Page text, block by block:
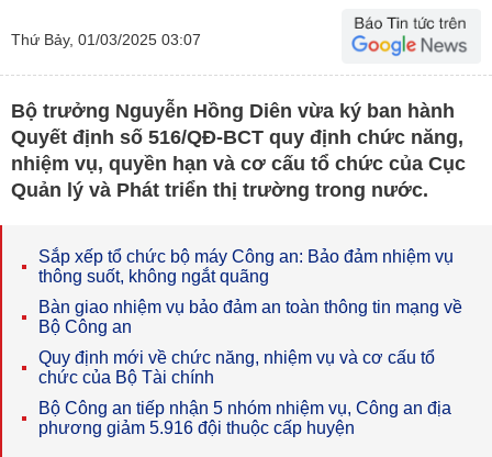
Thứ Bảy, 01/03/2025 03:07
Bộ trưởng Nguyễn Hồng Diên vừa ký ban hành
Quyết định số 516/QĐ-BCT quy định chức năng,
nhiệm vụ, quyền hạn và cơ cấu tổ chức của Cục
Quản lý và Phát triển thị trường trong nước.
Sắp xếp tổ chức bộ máy Công an: Bảo đảm nhiệm vụ
thông suốt, không ngắt quãng
Bàn giao nhiệm vụ bảo đảm an toàn thông tin mạng về
Bộ Công an
Quy định mới về chức năng, nhiệm vụ và cơ cấu tổ
chức của Bộ Tài chính
Bộ Công an tiếp nhận 5 nhóm nhiệm vụ, Công an địa
phương giảm 5.916 đội thuộc cấp huyện